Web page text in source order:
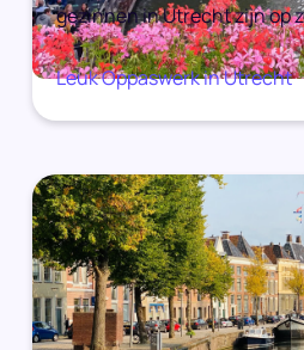
gezinnen in Utrecht zijn op
Leuk Oppaswerk in Utrecht